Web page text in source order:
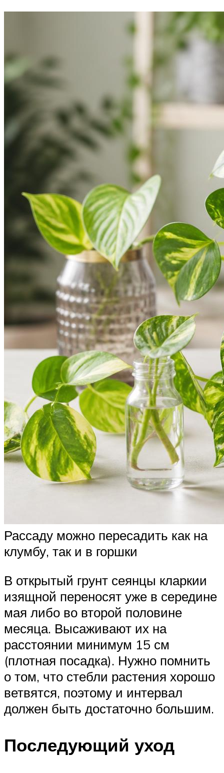
Рассаду можно пересадить как на
клумбу, так и в горшки
В открытый грунт сеянцы кларкии
изящной переносят уже в середине
мая либо во второй половине
месяца. Высаживают их на
расстоянии минимум 15 см
(плотная посадка). Нужно помнить
о том, что стебли растения хорошо
ветвятся, поэтому и интервал
должен быть достаточно большим.
Последующий уход